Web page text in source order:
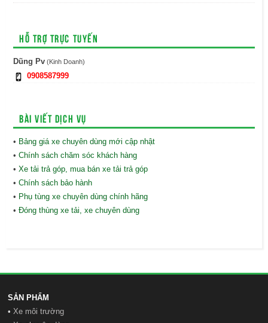
Hỗ trợ trực tuyến
Dũng Pv (Kinh Doanh)
0908587999
Bài viết dịch vụ
• Bảng giá xe chuyên dùng mới cập nhật
• Chính sách chăm sóc khách hàng
• Xe tải trả góp, mua bán xe tải trả góp
• Chính sách bảo hành
• Phụ tùng xe chuyên dùng chính hãng
• Đóng thùng xe tải, xe chuyên dùng
SẢN PHẨM
•Xe môi trường